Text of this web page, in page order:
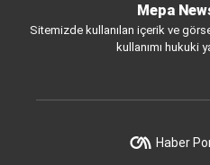
Mepa
Sitemizde kullanılan içerik ve
kullanımı hukuki
Haber